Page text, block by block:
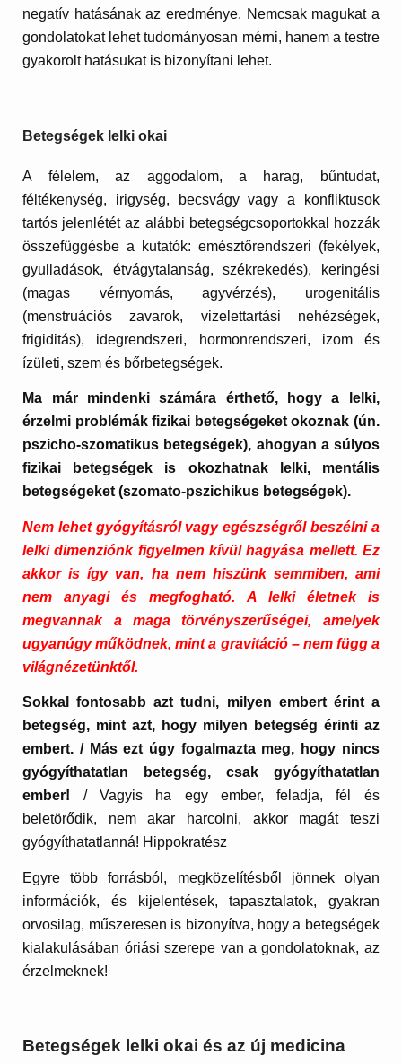
negatív hatásának az eredménye. Nemcsak magukat a
gondolatokat lehet tudományosan mérni, hanem a testre
gyakorolt hatásukat is bizonyítani lehet.
Betegségek lelki okai
A félelem, az aggodalom, a harag, bűntudat,
féltékenység, irigység, becsvágy vagy a konfliktusok
tartós jelenlétét az alábbi betegségcsoportokkal hozzák
összefüggésbe a kutatók: emésztőrendszeri (fekélyek,
gyulladások, étvágytalanság, székrekedés), keringési
(magas vérnyomás, agyvérzés), urogenitális
(menstruációs zavarok, vizelettartási nehézségek,
frigiditás), idegrendszeri, hormonrendszeri, izom és
ízületi, szem és bőrbetegségek.
Ma már mindenki számára érthető, hogy a lelki,
érzelmi problémák fizikai betegségeket okoznak (ún.
pszicho-szomatikus betegségek), ahogyan a súlyos
fizikai betegségek is okozhatnak lelki, mentális
betegségeket (szomato-pszichikus betegségek).
Nem lehet gyógyításról vagy egészségről beszélni a
lelki dimenziónk figyelmen kívül hagyása mellett. Ez
akkor is így van, ha nem hiszünk semmiben, ami
nem anyagi és megfogható. A lelki életnek is
megvannak a maga törvényszerűségei, amelyek
ugyanúgy működnek, mint a gravitáció – nem függ a
világnézetünktől.
Sokkal fontosabb azt tudni, milyen embert érint a
betegség, mint azt, hogy milyen betegség érinti az
embert. / Más ezt úgy fogalmazta meg, hogy nincs
gyógyíthatatlan betegség, csak gyógyíthatatlan
ember! / Vagyis ha egy ember, feladja, fél és
beletörődik, nem akar harcolni, akkor magát teszi
gyógyíthatatlanná! Hippokratész
Egyre több forrásból, megközelítésből jönnek olyan
információk, és kijelentések, tapasztalatok, gyakran
orvosilag, műszeresen is bizonyítva, hogy a betegségek
kialakulásában óriási szerepe van a gondolatoknak, az
érzelmeknek!
Betegségek lelki okai és az új medicina